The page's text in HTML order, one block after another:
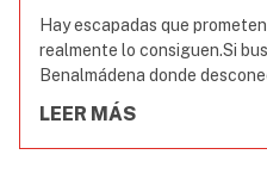
Hay escapadas que
realmente lo consiguen.Si
Benalmádena donde
LEER MÁS